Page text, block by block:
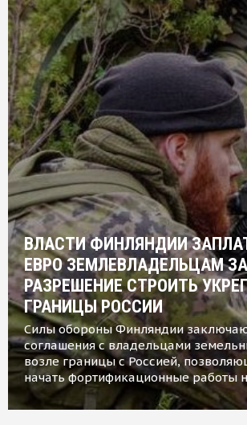
ВЛАСТИ ФИНЛЯНДИИ
ЕВРО ЗЕМЛЕВЛАДЕЛЬЦАМ ЗА
РАЗРЕШЕНИЕ СТРОИТЬ
ГРАНИЦЫ РОССИИ
Силы обороны Финляндии
соглашения с владельцами
возле границы с Россией,
начать фортификационные работы